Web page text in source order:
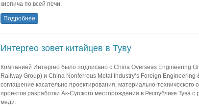
кирпича по всей печи.
Подробнее
Интергео зовет китайцев в Туву
Компанией Интергео было подписано с China Overseas Engineering
Railway Group) и China Nonferrous Metal Industry’s Foreign Engineering
соглашение касательно проектирования, материально-технического
проектов разработки Ак-Сугского месторождения в Республике Тува
меди.